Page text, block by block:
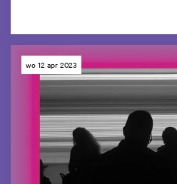
wo 12 apr 2023